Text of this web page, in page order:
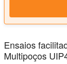
Ensaios
Multipoços